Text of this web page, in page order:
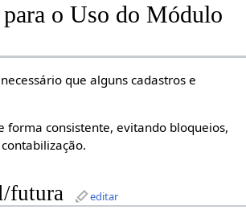
para o Uso do Módulo
que alguns cadastros e
forma consistente, evitando bloqueios,
futura editar